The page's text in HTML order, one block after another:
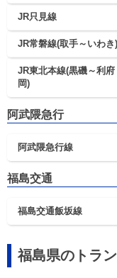
JR只見線
JR常磐線(取手～いわき)
JR東北本線(黒磯～利府
岡)
阿武隈急行
阿武隈急行線
福島交通
福島交通飯坂線
福島県のトラ